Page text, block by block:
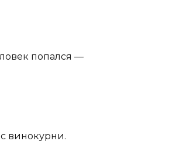
попался —
винокурни.